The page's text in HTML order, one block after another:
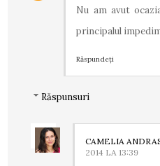
Nu am avut
principalul
Răspundeți
Răspunsuri
CAMELIA
2014 LA 13:39